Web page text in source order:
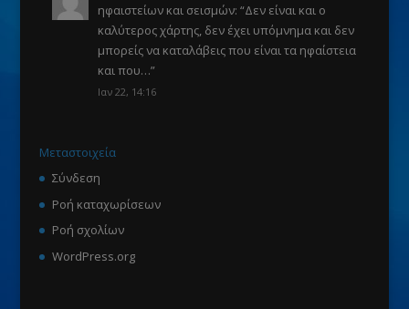
ηφαιστείων και σεισμών: “Δεν είναι και ο
καλύτερος χάρτης, δεν έχει υπόμνημα και δεν
μπορείς να καταλάβεις που είναι τα ηφαίστεια
και που…”
Ιαν 22, 14:16
Μεταστοιχεία
Σύνδεση
Ροή καταχωρίσεων
Ροή σχολίων
WordPress.org